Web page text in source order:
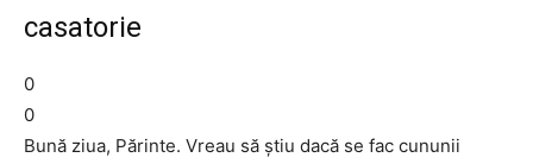
casatorie
0
0
Bună ziua, Părinte. Vreau să ştiu dacă se fac cununii